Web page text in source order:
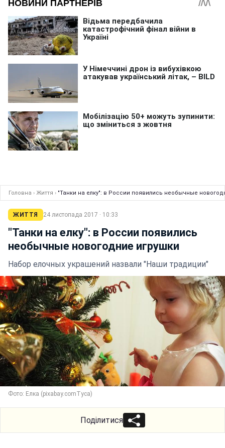
Головна › Життя › "Танки на елку": в России появились необычные
ЖИТТЯ 24 листопада 2017 · 10:33
"Танки на елку": в России появились
необычные новогодние игрушки
Набор елочных украшений назвали "Наши традиции"
Фото: Елка (pixabay.comTyca)
Поділитися